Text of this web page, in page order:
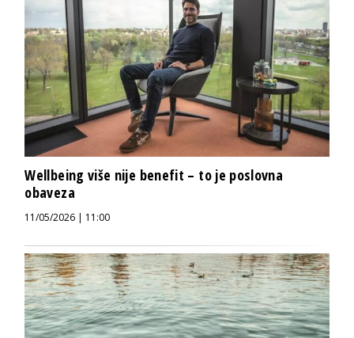
Wellbeing više nije benefit – to je poslovna
obaveza
11/05/2026 | 11:00